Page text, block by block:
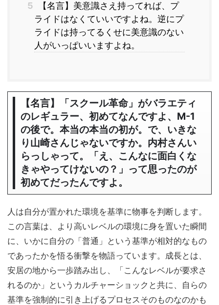
5
【名言】美意識さえ持ってれば、プ
ライドはなくていいですよね。逆にプ
ライドは持ってるくせに美意識のない
人がいっぱいいますよね。
【名言】「スクール革命」がバラエティ
のレギュラー、初めてなんですよ、M-1
の後で。本当の本当の初が。で、いきな
り山崎さんじゃないですか。内村さんい
らっしゃって。「え、こんなに面白くな
きゃやってけないの？」って思ったのが
初めてだったんですよ。
人は自分が置かれた環境を基準に物事を判断します。
この言葉は、より高いレベルの環境に身を置いた瞬間
に、いかに自分の「普通」という基準が相対的なもの
であったかを悟る衝撃を物語っています。成長とは、
安居の地から一歩踏み出し、「こんなレベルが要求さ
れるのか」というカルチャーショックと共に、自らの
基準を強制的に引き上げるプロセスそのものなのかも